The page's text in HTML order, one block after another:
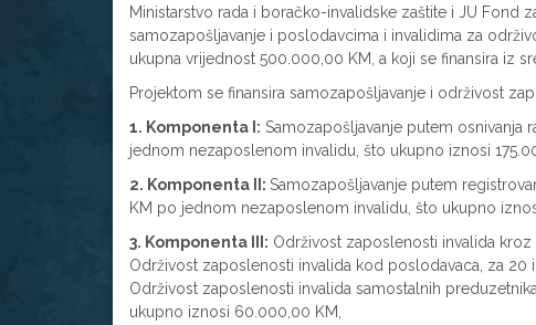
Ministarstvo rada i boračko-invalidske zaštite i JU Fond
samozapošljavanje i poslodavcima i invalidima za
ukupna vrijednost 500.000,00 KM, a koji se finansira iz
Projektom se finansira samozapošljavanje i održivost
1. Komponenta I: Samozapošljavanje putem osnivanja
jednom nezaposlenom invalidu, što ukupno iznosi
2. Komponenta II: Samozapošljavanje putem
KM po jednom nezaposlenom invalidu, što ukupno
3. Komponenta III: Održivost zaposlenosti invalida
Održivost zaposlenosti invalida kod poslodavaca, za
Održivost zaposlenosti invalida samostalnih
ukupno iznosi 60.000,00 KM,